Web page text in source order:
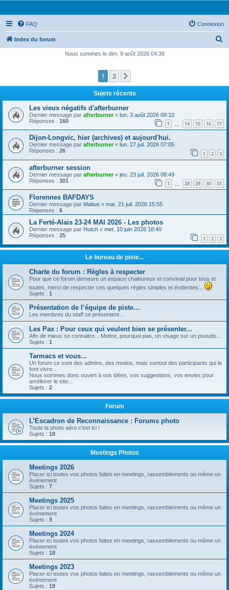
FAQ Connexion
Index du forum
e
r
r
Nous sommes le dim. 9 août 2026 04:38
1 2
Sujets récents
Les vieux négatifs d'afterburner
Dernier message par afterburner« lun. 3 août 2026 09:10
Réponses : 160 1 14 15 16 17
Dijon-Longvic, hier (archives) et aujourd'hui.
Dernier message par afterburner« lun. 27 juil. 2026 07:05
Réponses : 26 1 2 3
afterburner session
Dernier message par afterburner« jeu. 23 juil. 2026 08:49
Réponses : 301 1 28 29 30 31
Florennes BAFDAYS
Dernier message par Matius « mar. 21 juil. 2026 15:55
Réponses : 6
La Ferté-Alais 23-24 MAI 2026 - Les photos
Dernier message par Hutch « mer. 10 juin 2026 18:40
Réponses : 25 1 2 3
Le bureau de piste...
Charte du forum : Règles à respecter
Pour que ce forum demeure un espace chaleureux et convivial pour tous et
toutes, merci de respecter ces quelques règles simples et évidentes...
Sujets : 1
Présentation de l’équipe de piste…
Les membres du staff se présentent…
Les Pax : Pour ceux qui veulent bien se présenter...
Afin de mieux se connaitre... Mettre, pourquoi pas, un visage sur un pseudo...
Sujets : 1
Tarmacs et vous...
Un forum ce sont des admins, des modos, mais surtout des participants qui le
font vivre...
Nous sommes donc ouvert à vos idées, vos suggestions, vos envies pour
améliorer le site...
Sujets : 2
Forum
L’Escadron de Reconnaissance : Forums photo
Toute la photo aéro c'est ici !
Sujets : 18
Meetings Photos
Meetings 2026
Placer ici toutes vos photos faites en meetings, rassemblements ou même un
événement
Sujets : 7
Meetings 2025
Placer ici toutes vos photos faites en meetings, rassemblements ou même un
événement
Sujets : 9
Meetings 2024
Placer ici toutes vos photos faites en meetings, rassemblements ou même un
événement
Sujets : 18
Meetings 2023
Placer ici toutes vos photos faites en meetings, rassemblements ou même un
événement
Sujets : 19